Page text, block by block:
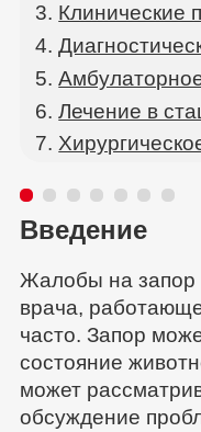
Клинические
Лечение в
Введение
Жалобы на запор
врача,
часто. Запор
состояние
может
обсуждение